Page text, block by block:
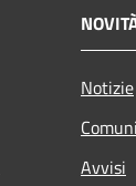
Notizie
Avvisi